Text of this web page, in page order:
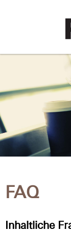
FAQ
Inhaltliche